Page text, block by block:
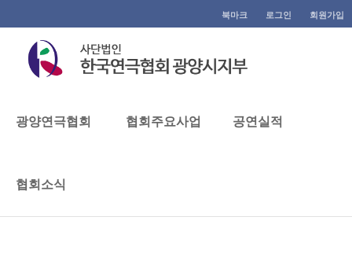
북마크 로그인 회원가입
광양연극협회 협회주요사업 공연실적
협회소식광양연극협회